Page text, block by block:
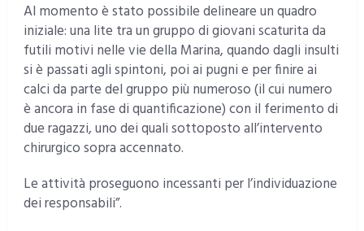
Al momento è stato possibile delineare un quadro
iniziale: una lite tra un gruppo di giovani scaturita da
futili motivi nelle vie della Marina, quando dagli insulti
si è passati agli spintoni, poi ai pugni e per finire ai
calci da parte del gruppo più numeroso (il cui numero
è ancora in fase di quantificazione) con il ferimento di
due ragazzi, uno dei quali sottoposto all’intervento
chirurgico sopra accennato.
Le attività proseguono incessanti per l’individuazione
dei responsabili”.